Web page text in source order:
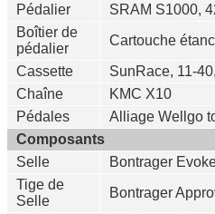
Pédalier
SRAM S1000,
Boîtier de
pédalier
Cartouche
Cassette
SunRace, 11-
Chaîne
KMC X10
Pédales
Alliage Wellgo
Composants
Selle
Bontrager
Tige de
Selle
Bontrager